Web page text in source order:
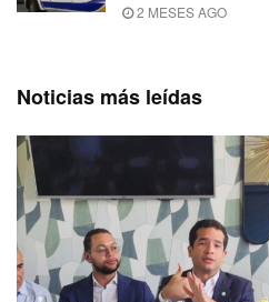
2 MESES AGO
Noticias más leídas